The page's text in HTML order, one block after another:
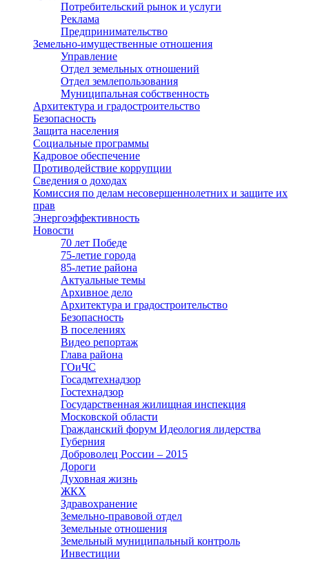
Потребительский рынок и услуги
Реклама
Предпринимательство
Земельно-имущественные отношения
Управление
Отдел земельных отношений
Отдел землепользования
Муниципальная собственность
Архитектура и градостроительство
Безопасность
Защита населения
Социальные программы
Кадровое обеспечение
Противодействие коррупции
Сведения о доходах
Комиссия по делам несовершеннолетних и защите их
прав
Энергоэффективность
Новости
70 лет Победе
75-летие города
85-летие района
Актуальные темы
Архивное дело
Архитектура и градостроительство
Безопасность
В поселениях
Видео репортаж
Глава района
ГОиЧС
Госадмтехнадзор
Гостехнадзор
Государственная жилищная инспекция
Московской области
Гражданский форум Идеология лидерства
Губерния
Доброволец России – 2015
Дороги
Духовная жизнь
ЖКХ
Здравохранение
Земельно-правовой отдел
Земельные отношения
Земельный муниципальный контроль
Инвестиции